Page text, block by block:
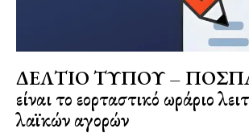
ΔΕΛΤΙΟ ΤΥΠΟΥ –
είναι το εορταστικό ωράριο
λαϊκών αγορών